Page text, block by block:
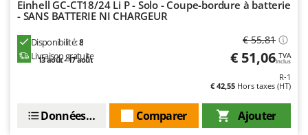
Weber
WIDU
Wiper EcoRobot
Worx
Einhell GC-CT18/24 Li P - Solo - Coupe-bordure à batterie
- SANS BATTERIE NI CHARGEUR
Disponibilité:8
Livraison gratuite
13 août - 17 août
€ 55,81
€ 51,06 TVA
Inclus
R-1
€ 42,55 Hors taxes (HT)
Ajouter
Comparer
Données techniques